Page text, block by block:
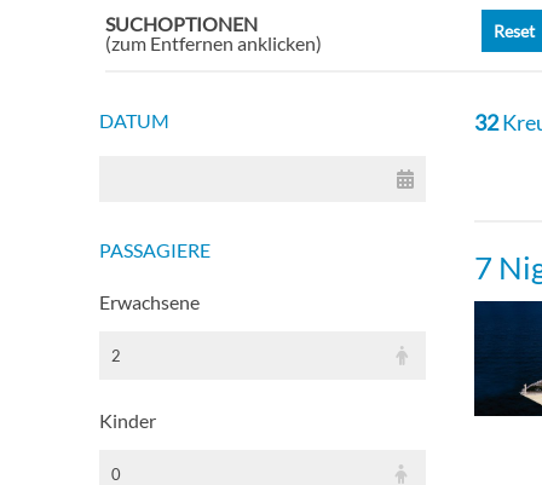
SUCHOPTIONEN
(zum Entfernen anklicken)
Reset
DATUM
PASSAGIERE
Erwachsene
2
Kinder
0
32
7